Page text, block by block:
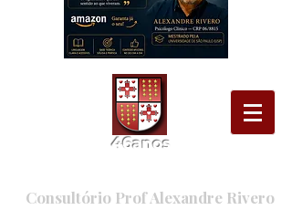
Consultório Prof Alexandre Rivero
46anos